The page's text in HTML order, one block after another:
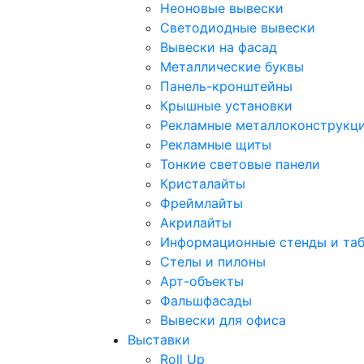
Неоновые вывески
Светодиодные вывески
Вывески на фасад
Металлические буквы
Панель-кронштейны
Крышные установки
Рекламные
Рекламные щиты
Тонкие световые панели
Кристалайты
Фреймлайты
Акрилайты
Информационные стенды и
Стелы и пилоны
Арт-объекты
Фальшфасады
Вывески для офиса
Выставки
Roll Up